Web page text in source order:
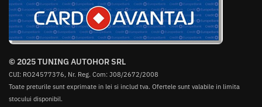
© 2025 TUNING AUTOHOR SRL
CUI: RO24577376, Nr. Reg. Com: J08/2672/2008
Toate preturile sunt exprimate in lei si includ tva. Ofertele sunt valabile in limita
stocului disponibil.